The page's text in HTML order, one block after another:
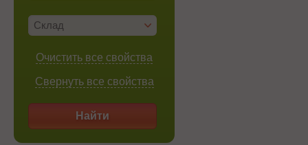
Склад
Очистить все свойства
Свернуть все свойства
Найти